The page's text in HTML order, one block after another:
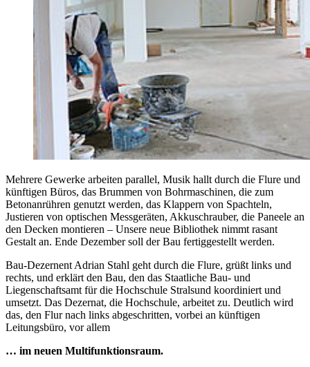
Mehrere Gewerke arbeiten parallel, Musik hallt durch die Flure und
künftigen Büros, das Brummen von Bohrmaschinen, die zum
Betonanrühren genutzt werden, das Klappern von Spachteln,
Justieren von optischen Messgeräten, Akkuschrauber, die Paneele an
den Decken montieren – Unsere neue Bibliothek nimmt rasant
Gestalt an. Ende Dezember soll der Bau fertiggestellt werden.
Bau-Dezernent Adrian Stahl geht durch die Flure, grüßt links und
rechts, und erklärt den Bau, den das Staatliche Bau- und
Liegenschaftsamt für die Hochschule Stralsund koordiniert und
umsetzt. Das Dezernat, die Hochschule, arbeitet zu. Deutlich wird
das, den Flur nach links abgeschritten, vorbei an künftigen
Leitungsbüro, vor allem
… im neuen Multifunktionsraum.